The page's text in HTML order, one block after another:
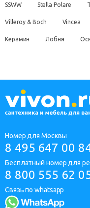
SSWW Stella Polare
Villeroy & Boch Vincea
Керамин Лобня
Номер для Москвы
8 495 647 00
Бесплатный номер для
8 800 555 62
Связь по whatsapp